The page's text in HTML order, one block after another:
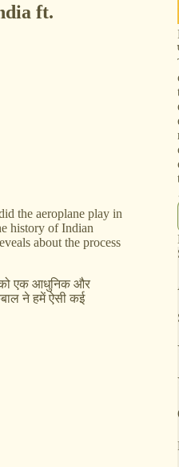
ft.
the aeroplane play in
history of Indian
about the process
को एक आधुनिक और
ने हमें ऐसी कई